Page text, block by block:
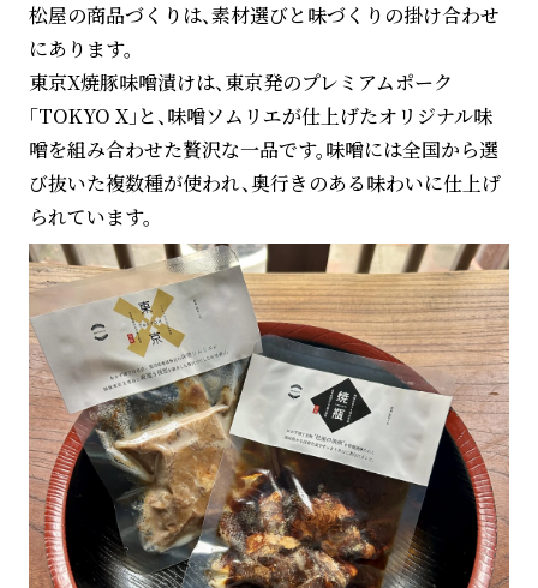
松屋の商品づくりは、素材選びと味づくりの掛け合わせ
にあります。
東京X焼豚味噌漬けは、東京発のプレミアムポーク
「TOKYO X」と、味噌ソムリエが仕上げたオリジナル味
噌を組み合わせた贅沢な一品です。味噌には全国から選
び抜いた複数種が使われ、奥行きのある味わいに仕上げ
られています。